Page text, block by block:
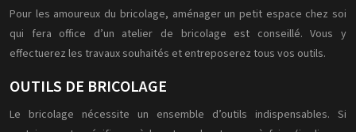
Pour les amoureux du bricolage, aménager un petit espace chez soi
qui fera office d’un atelier de bricolage est conseillé. Vous y
effectuerez les travaux souhaités et entreposerez tous vos outils.
OUTILS DE BRICOLAGE
Le bricolage nécessite un ensemble d’outils indispensables. Si